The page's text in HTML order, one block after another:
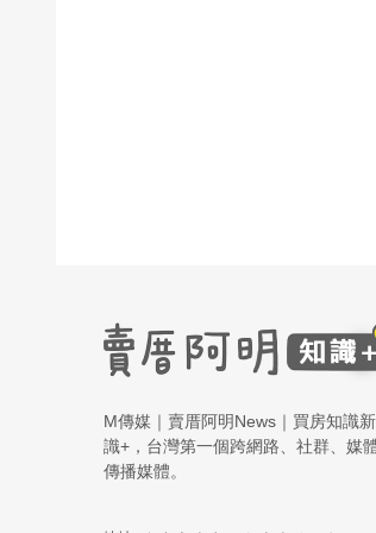
M傳媒｜賣厝阿明News｜買房知識
識+，台灣第一個跨網路、社群、媒
傳播媒體。